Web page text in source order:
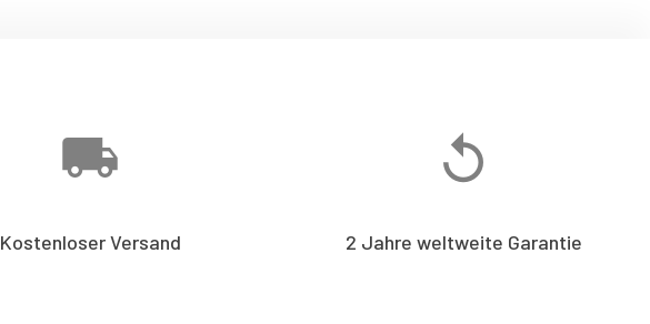
Kostenloser Versand 2 Jahre weltweite Garantie